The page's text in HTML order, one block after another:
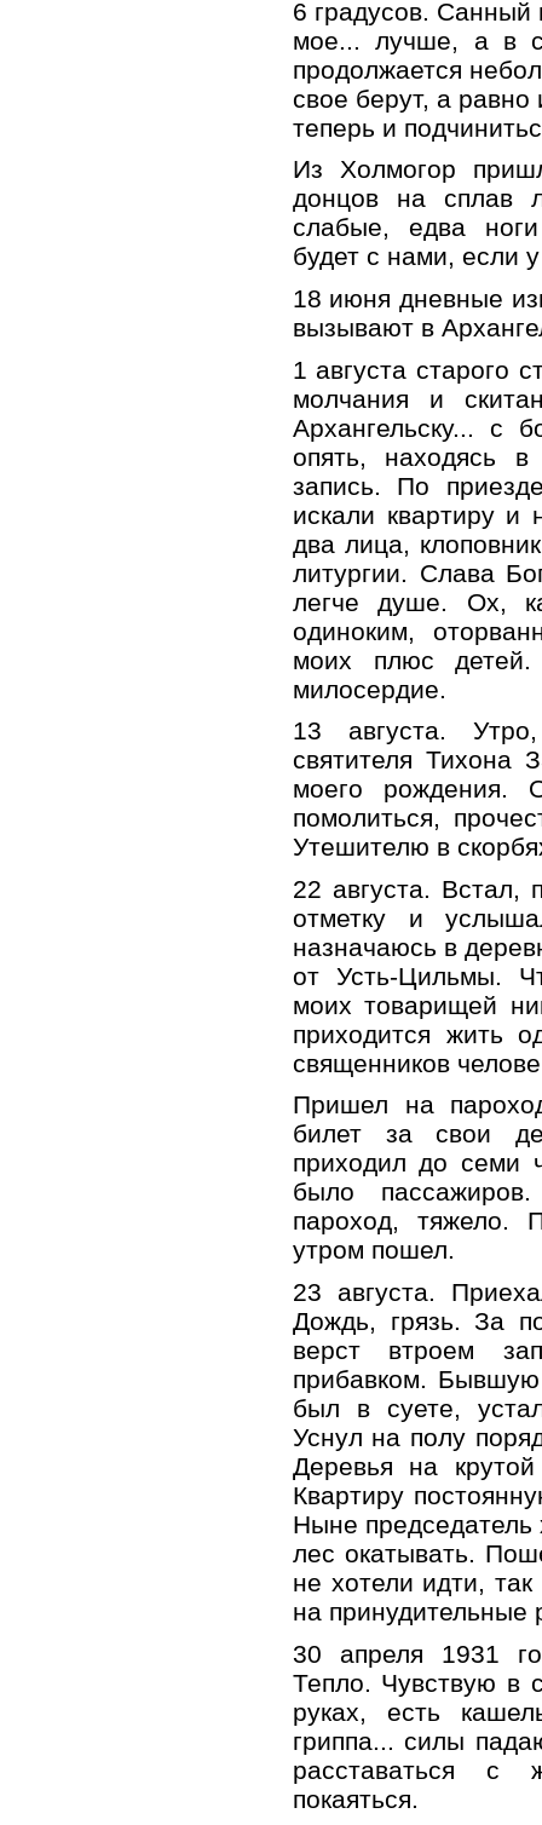
6 градусов.
мое... лучше, а в
продолжается
свое берут, а
теперь и
Из Холмогор
донцов на сплав
слабые, едва
будет с нами, если
18 июня дневные
вызывают в
1 августа старого
молчания и
Архангельску... с
опять, находясь
запись. По
искали квартиру
два лица,
литургии. Слава
легче душе. Ох,
одиноким,
моих плюс
милосердие.
13 августа.
святителя Тихона
моего рождения.
помолиться,
Утешителю в
22 августа.
отметку и
назначаюсь в
от Усть-Цильмы.
моих товарищей
приходится жить
священников
Пришел на
билет за свои
приходил до семи
было
пароход, тяжело.
утром пошел.
23 августа.
Дождь, грязь. За
верст втроем
прибавком.
был в суете,
Уснул на полу
Деревья на
Квартиру
Ныне председатель
лес окатывать.
не хотели идти,
на принудительные
30 апреля 1931
Тепло. Чувствую в
руках, есть
гриппа... силы
расставаться с
покаяться.